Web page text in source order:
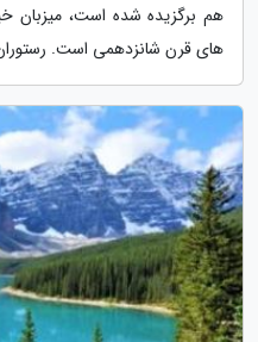
هم برگزیده شده است، میزبان
های قرن شانزدهمی است.